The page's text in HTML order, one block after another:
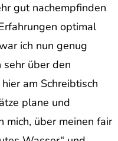
gut nachempfinden
optimal
ich nun genug
über den
am Schreibtisch
plane und
mich, über meinen fair